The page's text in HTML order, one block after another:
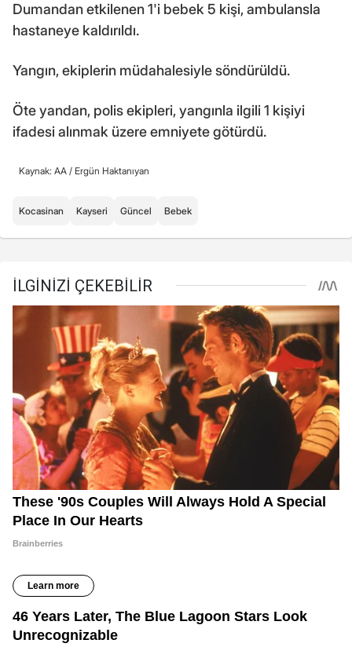
Dumandan etkilenen 1'i bebek 5 kişi, ambulansla
hastaneye kaldırıldı.
Yangın, ekiplerin müdahalesiyle söndürüldü.
Öte yandan, polis ekipleri, yangınla ilgili 1 kişiyi
ifadesi alınmak üzere emniyete götürdü.
Kaynak: AA / Ergün Haktanıyan
Kocasinan Kayseri Güncel Bebek